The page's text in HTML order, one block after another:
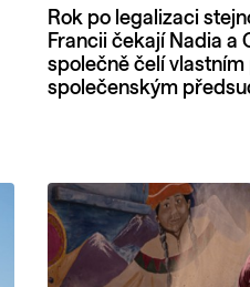
Rok po legalizaci
Francii čekají Nadia a
společně čelí
společenským